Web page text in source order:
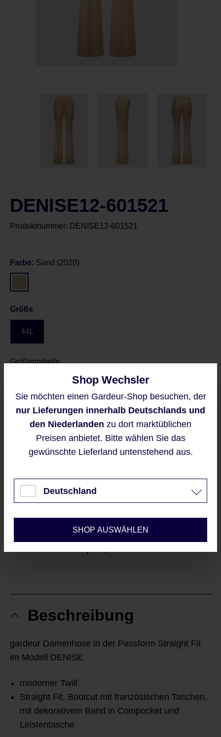
DENISE12-601521
Produktnummer: DENISE12-601521
Farbe: Sand (2020)
Größe
44L
Größentabelle
119,95 €
Sofort verfügbar, Lieferzeit: 2-5 Werktage
Sieht gut aus?
|
Beschreibung
gardeur Damenhose in der Passform Straight Fit
im Modell DENISE
moderner Twill
Straight Fit, Bootcut mit französischen Taschen,
mit dekorativem Band in Coinpocket und
Leistentasche
Shop Wechsler
Sie möchten einen Gardeur-Shop besuchen, der
nur Lieferungen innerhalb Deutschlands und
den Niederlanden zu dort marktüblichen
Preisen anbietet. Bitte wählen Sie das
gewünschte Lieferland untenstehend aus.
Deutschland
SHOP AUSWÄHLEN
Diese Website verwendet Cookies,
um eine bestmögliche Erfahrung
bieten zu können.